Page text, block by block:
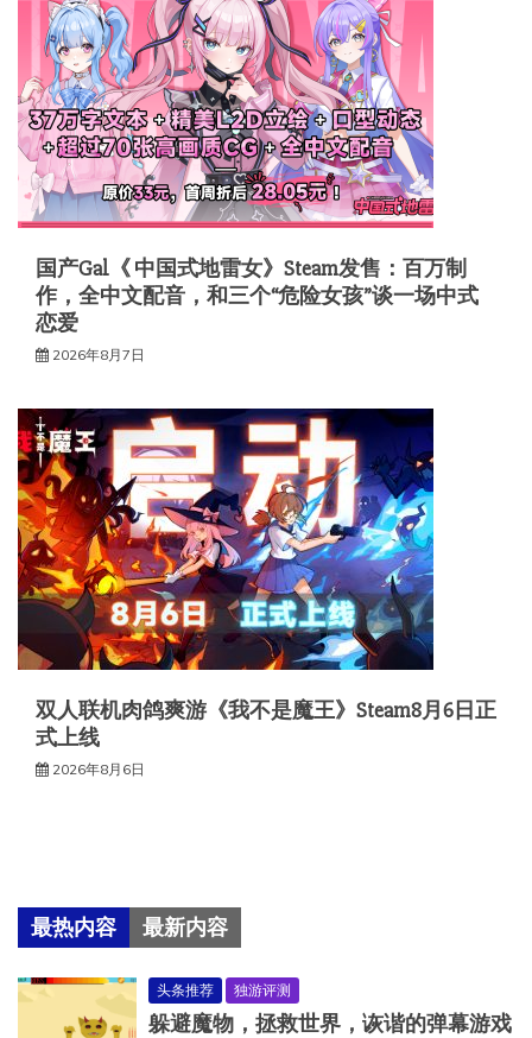
国产Gal《 中国式地雷女》Steam发售：百万制
作，全中文配音，和三个“危险女孩”谈一场中式
恋爱
2026年8月7日
双人联机肉鸽爽游《我不是魔王》Steam8月6日正
式上线
2026年8月6日
最热内容 最新内容
头条推荐 独游评测
躲避魔物，拯救世界，诙谐的弹幕游戏